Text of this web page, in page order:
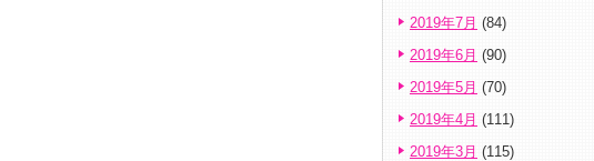
2019年7月 (84)
2019年6月 (90)
2019年5月 (70)
2019年4月 (111)
2019年3月 (115)